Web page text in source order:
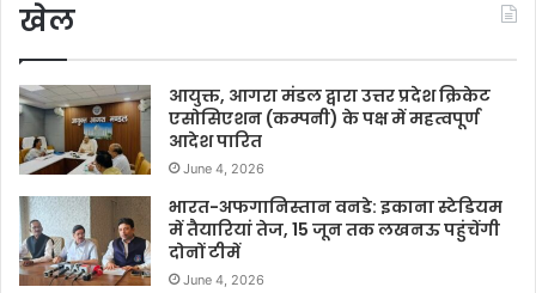
खेल
आयुक्त, आगरा मंडल द्वारा उत्तर प्रदेश क्रिकेट
एसोसिएशन (कम्पनी) के पक्ष में महत्वपूर्ण
आदेश पारित
June 4, 2026
भारत-अफगानिस्तान वनडे: इकाना स्टेडियम
में तैयारियां तेज, 15 जून तक लखनऊ पहुंचेंगी
दोनों टीमें
June 4, 2026